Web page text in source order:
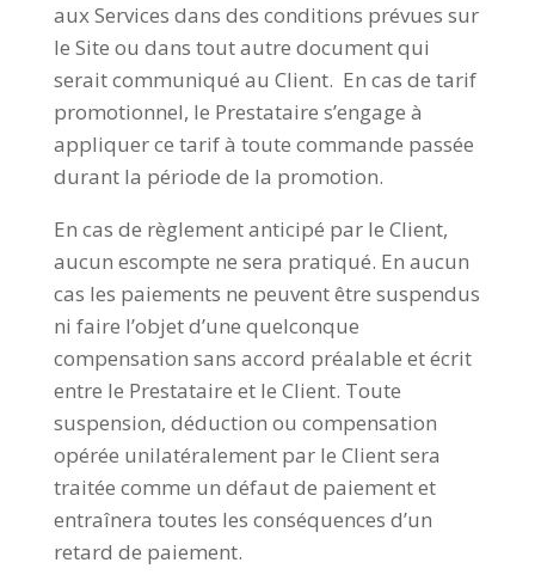
aux Services dans des conditions prévues sur
le Site ou dans tout autre document qui
serait communiqué au Client. En cas de tarif
promotionnel, le Prestataire s’engage à
appliquer ce tarif à toute commande passée
durant la période de la promotion.
En cas de règlement anticipé par le Client,
aucun escompte ne sera pratiqué. En aucun
cas les paiements ne peuvent être suspendus
ni faire l’objet d’une quelconque
compensation sans accord préalable et écrit
entre le Prestataire et le Client. Toute
suspension, déduction ou compensation
opérée unilatéralement par le Client sera
traitée comme un défaut de paiement et
entraînera toutes les conséquences d’un
retard de paiement.